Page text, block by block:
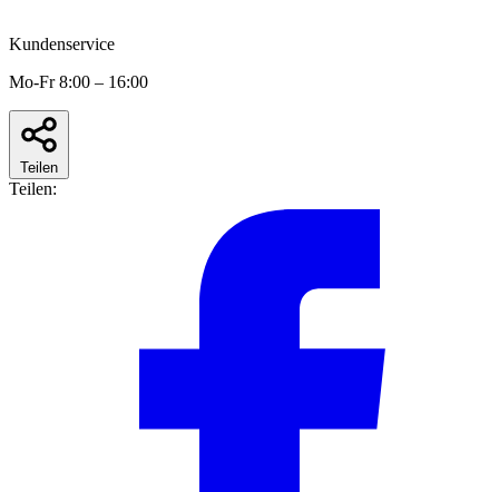
Kundenservice
Mo-Fr 8:00 – 16:00
Teilen
Teilen: